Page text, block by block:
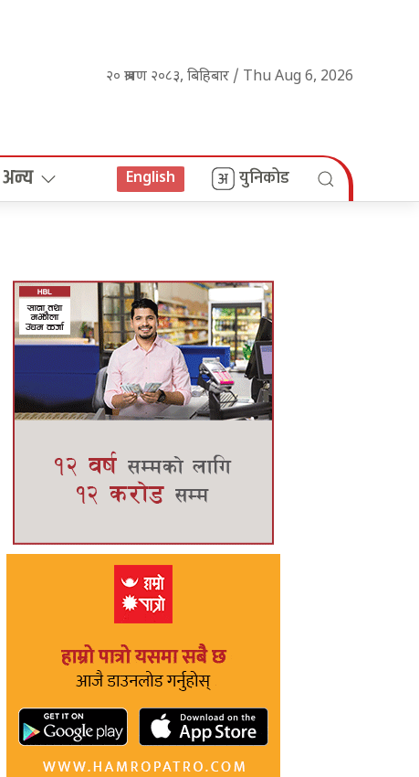
२० श्रावण २०८३, बिहिबार / Thu Aug 6, 2026
अन्य English युनिकोड